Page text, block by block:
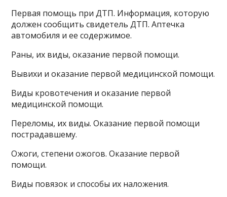
Первая помощь при ДТП. Информация, которую
должен сообщить свидетель ДТП. Аптечка
автомобиля и ее содержимое.
Раны, их виды, оказание первой помощи.
Вывихи и оказание первой медицинской помощи.
Виды кровотечения и оказание первой
медицинской помощи.
Переломы, их виды. Оказание первой помощи
пострадавшему.
Ожоги, степени ожогов. Оказание первой
помощи.
Виды повязок и способы их наложения.